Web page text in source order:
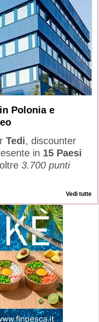
Polonia e
Tedi, discounter
in 15 Paesi
3.700 punti
Vedi tutte